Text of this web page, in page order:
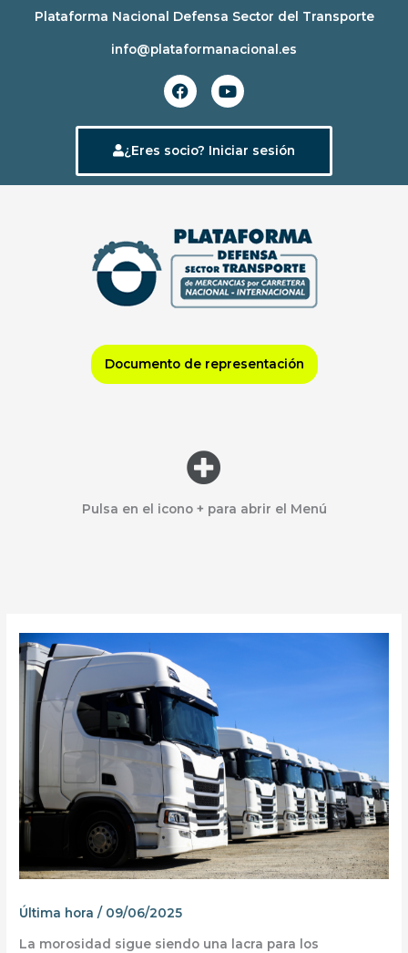
Plataforma Nacional Defensa Sector del Transporte
info@plataformanacional.es
F
a
e
b
o
Y
o
t
u
e
¿Eres socio? Iniciar sesión
Documento de representación
Menú
Pulsa en el icono + para abrir el Menú
Última hora / 09/06/2025
La morosidad sigue siendo una lacra para los